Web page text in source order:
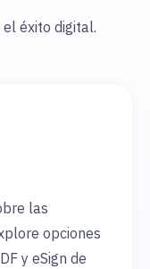
éxito digital.
las
opciones
y eSign de